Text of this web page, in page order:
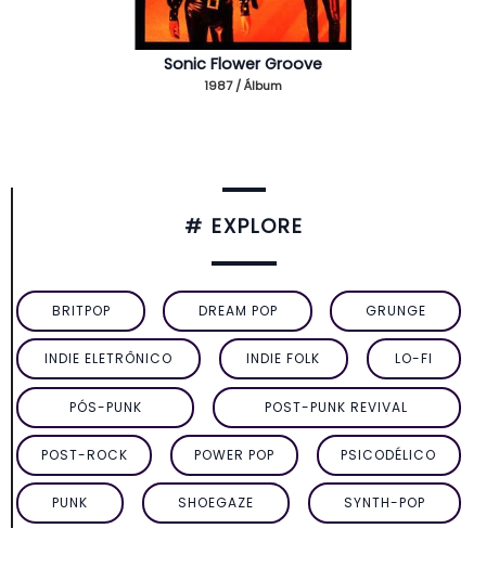
Sonic Flower Groove
1987 / Álbum
# EXPLORE
BRITPOP DREAM POP GRUNGE
INDIE ELETRÔNICO INDIE FOLK LO-FI
PÓS-PUNK POST-PUNK REVIVAL
POST-ROCK POWER POP PSICODÉLICO
PUNK SHOEGAZE SYNTH-POP